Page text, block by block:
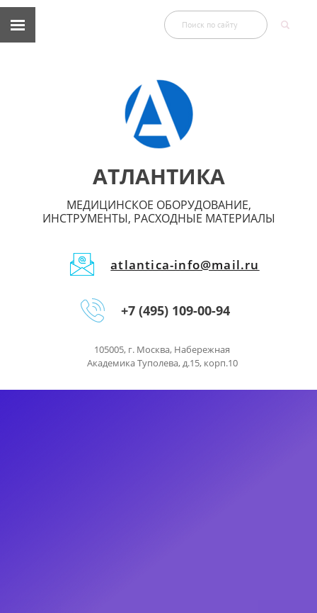
АТЛАНТИКА
МЕДИЦИНСКОЕ ОБОРУДОВАНИЕ,
ИНСТРУМЕНТЫ, РАСХОДНЫЕ МАТЕРИАЛЫ
+7 (495) 109-00-94
atlantica-info@mail.ru
105005, г. Москва, Набережная
Академика Туполева, д.15, корп.10